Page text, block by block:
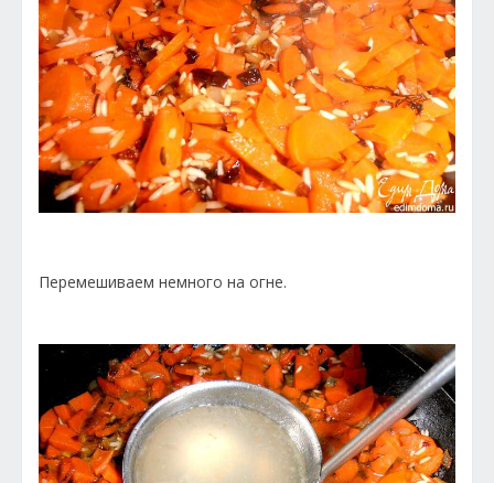
Перемешиваем немного на огне.